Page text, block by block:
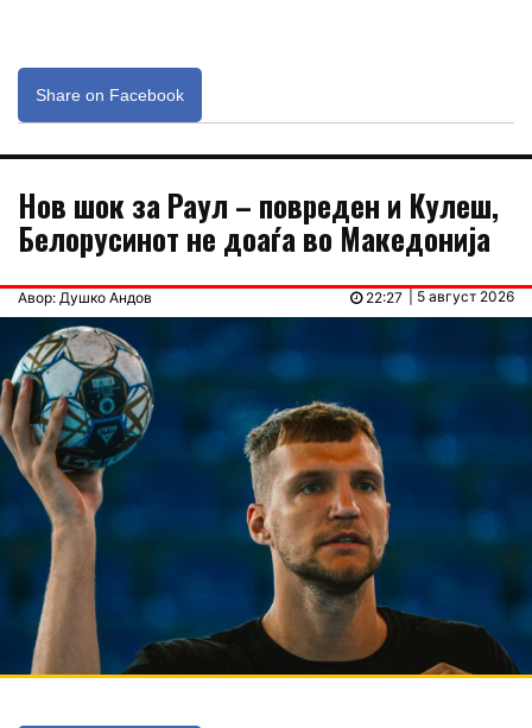
Share on Facebook
Нов шок за Раул – повреден и Кулеш,
Белорусинот не доаѓа во Македонија
Авор: Душко Андов | 5 август 2026
22:27